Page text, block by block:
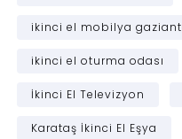
ikinci el mobilya
ikinci el oturma odası
İkinci El Televizyon
Karataş İkinci El Eşya